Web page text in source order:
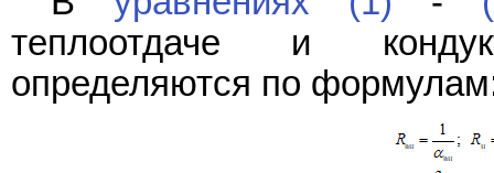
теплоотдаче и
определяются по